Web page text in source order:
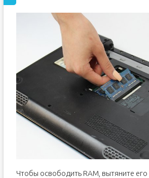
Чтобы освободить RAM, вытяните